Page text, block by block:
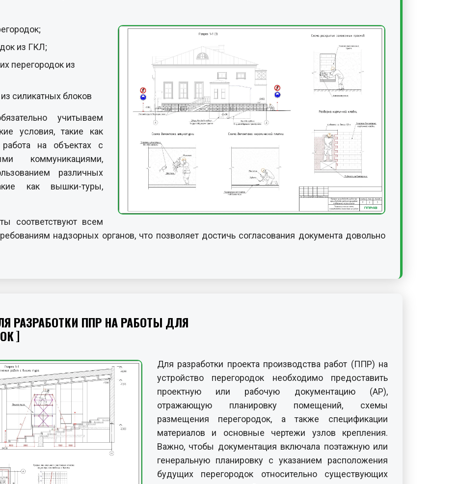
из ГКЛ;
перегородок из
силикатных блоков
учитываем
условия, такие как
работа на объектах с
коммуникациями,
различных
как вышки-туры,
соответствуют всем
надзорных органов, что позволяет достичь согласования документа довольно
РАЗРАБОТКИ ППР НА РАБОТЫ ДЛЯ
Для разработки проекта производства работ (ППР) на
устройство перегородок необходимо предоставить
проектную или рабочую документацию (АР),
отражающую планировку помещений, схемы
размещения перегородок, а также спецификации
материалов и основные чертежи узлов крепления.
Важно, чтобы документация включала поэтажную или
генеральную планировку с указанием расположения
будущих перегородок относительно существующих